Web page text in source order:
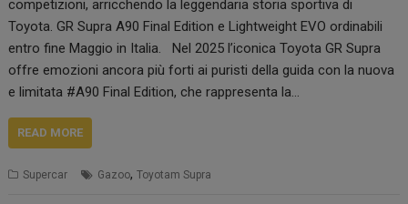
competizioni, arricchendo la leggendaria storia sportiva di
Toyota. GR Supra A90 Final Edition e Lightweight EVO ordinabili
entro fine Maggio in Italia. Nel 2025 l’iconica Toyota GR Supra
offre emozioni ancora più forti ai puristi della guida con la nuova
e limitata #A90 Final Edition, che rappresenta la…
READ MORE
Supercar Gazoo,Toyotam Supra